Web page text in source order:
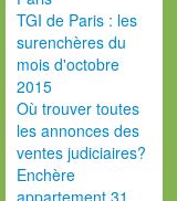
TGI de Paris : les
surenchères du
mois d'octobre
2015
Où trouver toutes
les annonces des
ventes judiciaires?
Enchère
appartement 31